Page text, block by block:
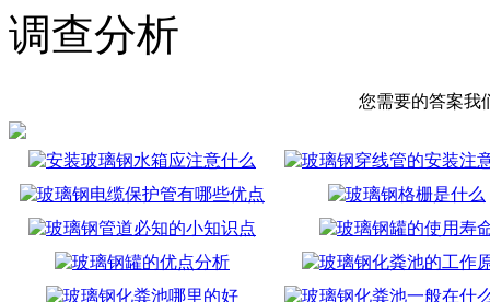
调查分析
您需要的答案我